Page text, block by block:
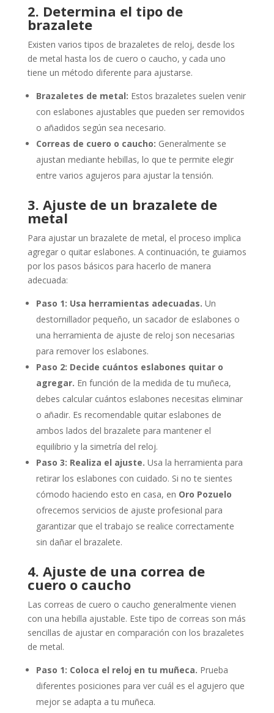
2. Determina el tipo de
brazalete
Existen varios tipos de brazaletes de reloj, desde los
de metal hasta los de cuero o caucho, y cada uno
tiene un método diferente para ajustarse.
Brazaletes de metal: Estos brazaletes suelen venir
con eslabones ajustables que pueden ser removidos
o añadidos según sea necesario.
Correas de cuero o caucho: Generalmente se
ajustan mediante hebillas, lo que te permite elegir
entre varios agujeros para ajustar la tensión.
3. Ajuste de un brazalete de
metal
Para ajustar un brazalete de metal, el proceso implica
agregar o quitar eslabones. A continuación, te guiamos
por los pasos básicos para hacerlo de manera
adecuada:
Paso 1: Usa herramientas adecuadas. Un
destornillador pequeño, un sacador de eslabones o
una herramienta de ajuste de reloj son necesarias
para remover los eslabones.
Paso 2: Decide cuántos eslabones quitar o
agregar. En función de la medida de tu muñeca,
debes calcular cuántos eslabones necesitas eliminar
o añadir. Es recomendable quitar eslabones de
ambos lados del brazalete para mantener el
equilibrio y la simetría del reloj.
Paso 3: Realiza el ajuste. Usa la herramienta para
retirar los eslabones con cuidado. Si no te sientes
cómodo haciendo esto en casa, en Oro Pozuelo
ofrecemos servicios de ajuste profesional para
garantizar que el trabajo se realice correctamente
sin dañar el brazalete.
4. Ajuste de una correa de
cuero o caucho
Las correas de cuero o caucho generalmente vienen
con una hebilla ajustable. Este tipo de correas son más
sencillas de ajustar en comparación con los brazaletes
de metal.
Paso 1: Coloca el reloj en tu muñeca. Prueba
diferentes posiciones para ver cuál es el agujero que
mejor se adapta a tu muñeca.